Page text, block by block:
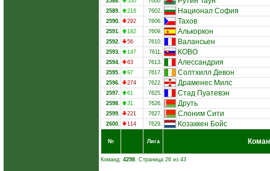
2589. 218 7602. Национал София
2590. 292 7606. Тахов
2591. 182 7609. Алькоркон
2592. 56 7610. Валансьен
2593. 147 7611. КОВО
2594. 63 7613. Алессандрия
2595. 97 7617. Солтхилл Девон
2596. 274 7622. Драменес Милс
2597. 61 7625. Стад Пуатевэн
2598. 31 7626. Друть
2599. 221 7627. Слоним Сити
2600. 114 7629. Козаккен Бойс
№ Лига
Команд: 4298. Страница 26 из 43